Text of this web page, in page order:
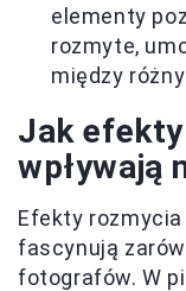
elementy
rozmyte,
między
Jak
wpływają
Efekty rozmycia
fascynują
fotografów. W